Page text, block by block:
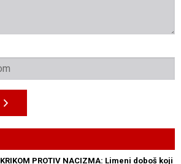
KRIKOM PROTIV NACIZMA: Limeni doboš koji